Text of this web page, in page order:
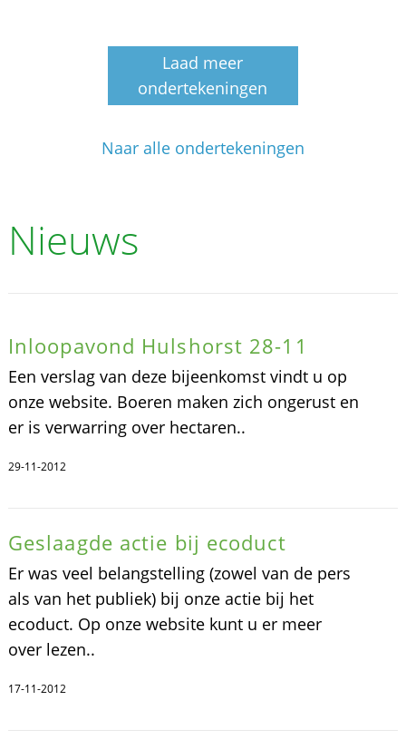
Laad meer
ondertekeningen
Naar alle ondertekeningen
Nieuws
Inloopavond Hulshorst 28-11
Een verslag van deze bijeenkomst vindt u op
onze website. Boeren maken zich ongerust en
er is verwarring over hectaren..
29-11-2012
Geslaagde actie bij ecoduct
Er was veel belangstelling (zowel van de pers
als van het publiek) bij onze actie bij het
ecoduct. Op onze website kunt u er meer
over lezen..
17-11-2012